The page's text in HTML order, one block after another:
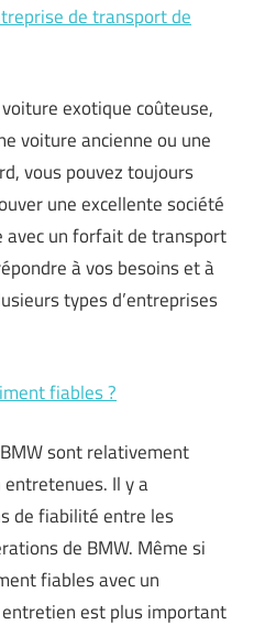
de transport de
exotique coûteuse,
voiture ancienne ou une
vous pouvez toujours
une excellente société
un forfait de transport
à vos besoins et à
types d’entreprises
fiables ?
sont relativement
Il y a
de fiabilité entre les
de BMW. Même si
fiables avec un
est plus important